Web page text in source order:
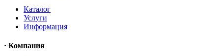
Каталог
Услуги
Информация
· Компания